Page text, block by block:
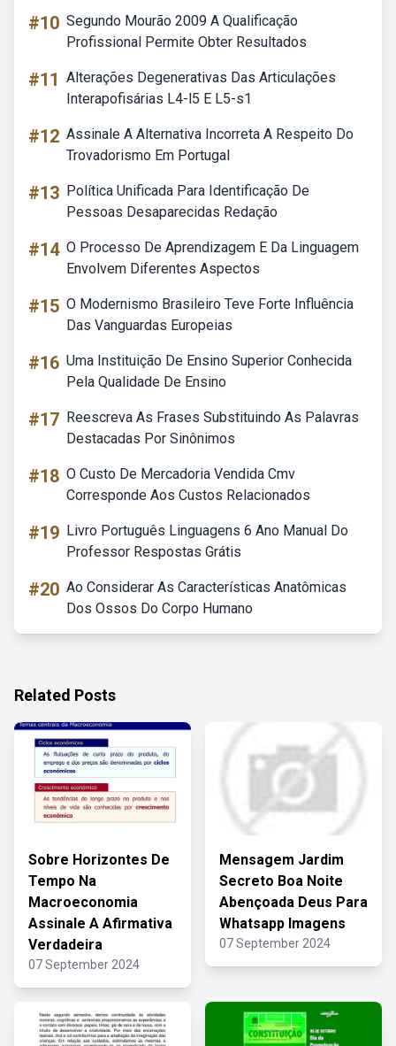
#10 Segundo Mourão 2009 A Qualificação
Profissional Permite Obter Resultados
#11 Alterações Degenerativas Das Articulações
Interapofisárias L4-l5 E L5-s1
#12 Assinale A Alternativa Incorreta A Respeito Do
Trovadorismo Em Portugal
#13 Política Unificada Para Identificação De
Pessoas Desaparecidas Redação
#14 O Processo De Aprendizagem E Da Linguagem
Envolvem Diferentes Aspectos
#15 O Modernismo Brasileiro Teve Forte Influência
Das Vanguardas Europeias
#16 Uma Instituição De Ensino Superior Conhecida
Pela Qualidade De Ensino
#17 Reescreva As Frases Substituindo As Palavras
Destacadas Por Sinônimos
#18 O Custo De Mercadoria Vendida Cmv
Corresponde Aos Custos Relacionados
#19 Livro Português Linguagens 6 Ano Manual Do
Professor Respostas Grátis
#20 Ao Considerar As Características Anatômicas
Dos Ossos Do Corpo Humano
Related Posts
Sobre Horizontes De
Tempo Na
Macroeconomia
Assinale A Afirmativa
Verdadeira
07 September 2024
Mensagem Jardim
Secreto Boa Noite
Abençoada Deus Para
Whatsapp Imagens
07 September 2024